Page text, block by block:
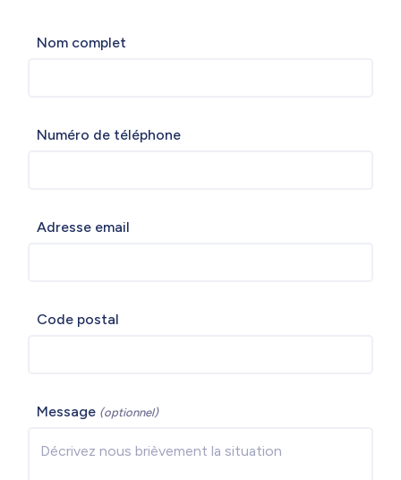
Nom complet
Numéro de téléphone
Adresse email
Code postal
Message (optionnel)